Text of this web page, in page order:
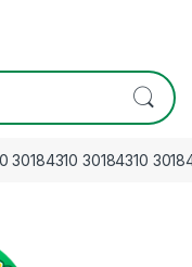
30184310 30184310